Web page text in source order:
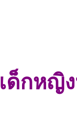
เด็กหญิ